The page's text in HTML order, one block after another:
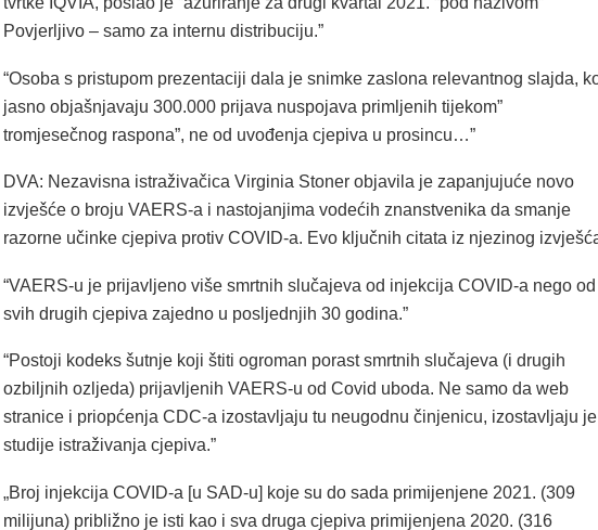
Povjerljivo – samo za internu distribuciju.”
“Osoba s pristupom prezentaciji dala je snimke zaslona relevantnog slajda,
jasno objašnjavaju 300.000 prijava nuspojava primljenih tijekom”
tromjesečnog raspona”, ne od uvođenja cjepiva u prosincu…”
DVA: Nezavisna istraživačica Virginia Stoner objavila je zapanjujuće novo
izvješće o broju VAERS-a i nastojanjima vodećih znanstvenika da smanje
razorne učinke cjepiva protiv COVID-a. Evo ključnih citata iz njezinog
“VAERS-u je prijavljeno više smrtnih slučajeva od injekcija COVID-a nego od
svih drugih cjepiva zajedno u posljednjih 30 godina.”
“Postoji kodeks šutnje koji štiti ogroman porast smrtnih slučajeva (i drugih
ozbiljnih ozljeda) prijavljenih VAERS-u od Covid uboda. Ne samo da web
stranice i priopćenja CDC-a izostavljaju tu neugodnu činjenicu, izostavljaju
studije istraživanja cjepiva.”
„Broj injekcija COVID-a [u SAD-u] koje su do sada primijenjene 2021. (309
milijuna) približno je isti kao i sva druga cjepiva primijenjena 2020. (316